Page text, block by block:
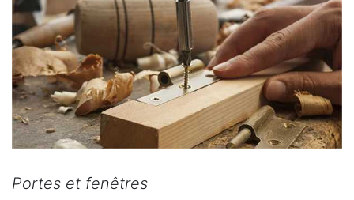
Portes et fenêtres